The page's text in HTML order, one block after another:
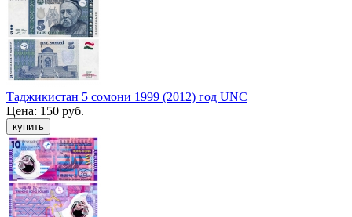
Таджикистан 5 сомони 1999 (2012) год UNC
Цена: 150 руб.